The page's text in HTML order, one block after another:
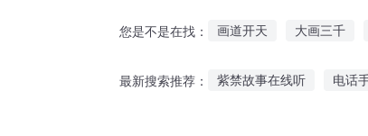
您是不是在找： 画道开天 大画三千
最新搜索推荐： 紫禁故事在线听 电话